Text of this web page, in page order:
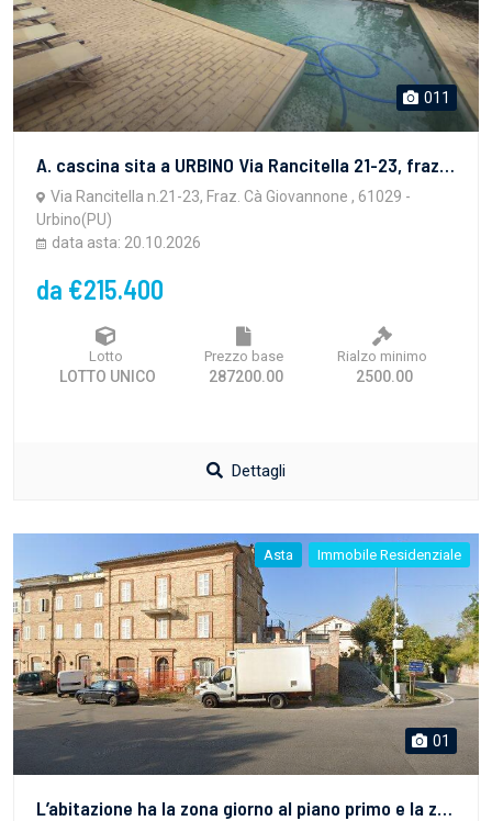
011
A. cascina sita a URBINO Via Rancitella 21-23, frazione Ca' Giovannone, della superficie commerciale di 336,80 mq.; A.1 Cantina; A.2 box singolo. Fa parte di complesso edificato in zona agricola e costituito anche da edificio destinato a corpo accessorio (Corpo B. Cantina della superficie commerciale di mq 18) e da piscina (Corpo C. Piscina con annessi della superficie commerciale di mq 50,90. Oltre alle parti comuni.
Via Rancitella n.21-23, Fraz. Cà Giovannone , 61029 -
Urbino(PU)
data asta: 20.10.2026
da €215.400
Lotto
LOTTO UNICO
Prezzo base
287200.00
Rialzo minimo
2500.00
Dettagli
Asta Immobile Residenziale
01
L’abitazione ha la zona giorno al piano primo e la zona notte al piano secondo. L’alloggio ha una superficie utile lorda complessiva di 170 mq, oltre a 10 mq di balconi sui due livelli.